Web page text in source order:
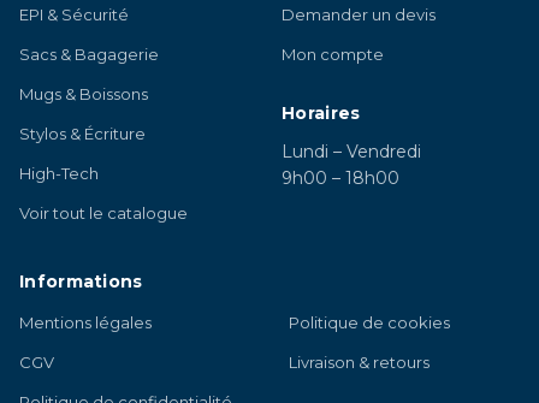
EPI & Sécurité
Sacs & Bagagerie
Mugs & Boissons
Stylos & Écriture
High-Tech
Voir tout le catalogue
Demander un devis
Mon compte
Horaires
Lundi – Vendredi
9h00 – 18h00
Informations
Mentions légales
CGV
Politique de cookies
Livraison & retours